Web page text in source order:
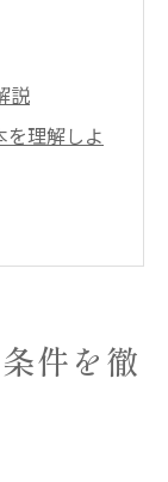
説
を理解しよ
ム入居の
ム入居の
件を徹